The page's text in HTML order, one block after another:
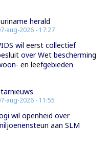
herald
aug-2026 - 17:27
wil eerst collectief
over Wet bescherming
en leefgebieden
aug-2026 - 11:55
wil openheid over
aan SLM